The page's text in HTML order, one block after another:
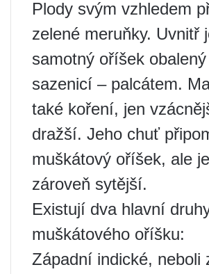
Plody svým vzhledem
zelené meruňky. Uvnitř
samotný oříšek
sazenicí – palcátem.
také koření, jen
dražší. Jeho chuť
muškátový oříšek, ale
zároveň sytější.
Existují dva hlavní
muškátového oříšku:
Západní indické, neboli